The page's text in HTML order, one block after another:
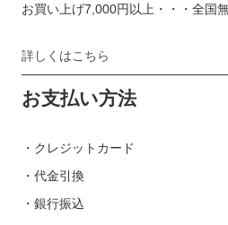
お買い上げ7,000円以上・・・全国
詳しくはこちら
お支払い方法
・クレジットカード
・代金引換
・銀行振込